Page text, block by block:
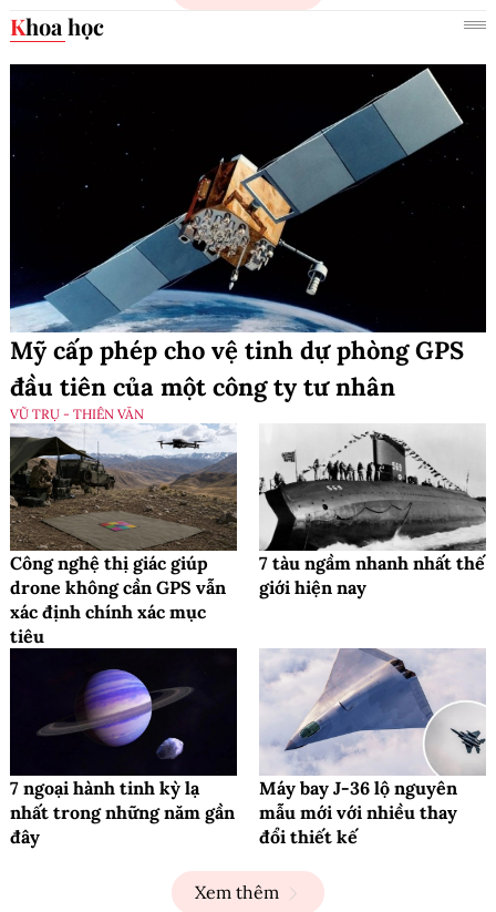
Khoa học
Mỹ cấp phép cho vệ tinh dự phòng GPS
đầu tiên của một công ty tư nhân
VŨ TRỤ - THIÊN VĂN
Công nghệ thị giác giúp
drone không cần GPS vẫn
xác định chính xác mục
tiêu
7 tàu ngầm nhanh nhất thế
giới hiện nay
7 ngoại hành tinh kỳ lạ
nhất trong những năm gần
đây
Máy bay J-36 lộ nguyên
mẫu mới với nhiều thay
đổi thiết kế
Xem thêm